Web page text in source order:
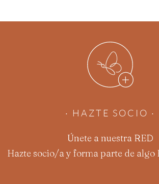
· HAZTE SOCIO ·
Únete a nuestra RED
Hazte socio/a y forma parte de